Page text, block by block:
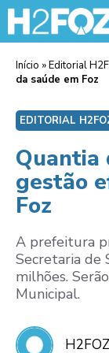
Início »Editorial
da saúde em Foz
EDITORIAL
Quantia
gestão
Foz
A prefeitura
Secretaria de
milhões.
Municipal.